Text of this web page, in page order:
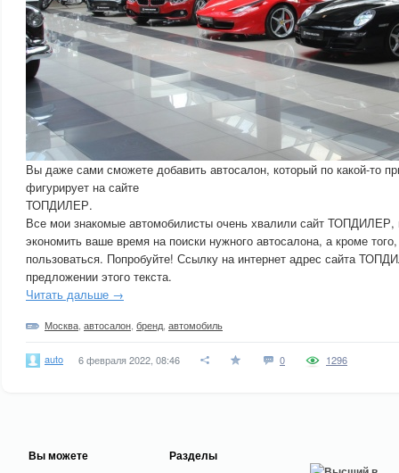
Вы даже сами сможете добавить автосалон, который по какой-то
фигурирует на сайте
ТОПДИЛЕР.
Все мои знакомые автомобилисты очень хвалили сайт ТОПДИЛЕР,
экономить ваше время на поиски нужного автосалона, а кроме
пользоваться. Попробуйте! Ссылку на интернет адрес сайта
предложении этого текста.
Читать дальше →
Москва автосалон бренд автомобиль
auto 6 февраля 2022, 08:46 0 1296
Вы можете Разделы